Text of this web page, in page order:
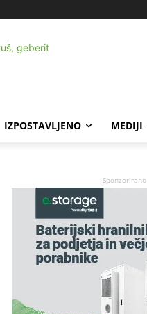
IZPOSTAVLJENO MEDIJI
Sponzorirano